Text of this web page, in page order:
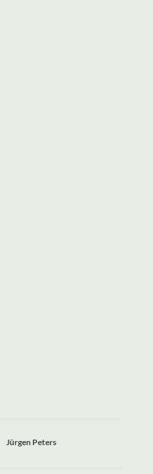
Jürgen Peters